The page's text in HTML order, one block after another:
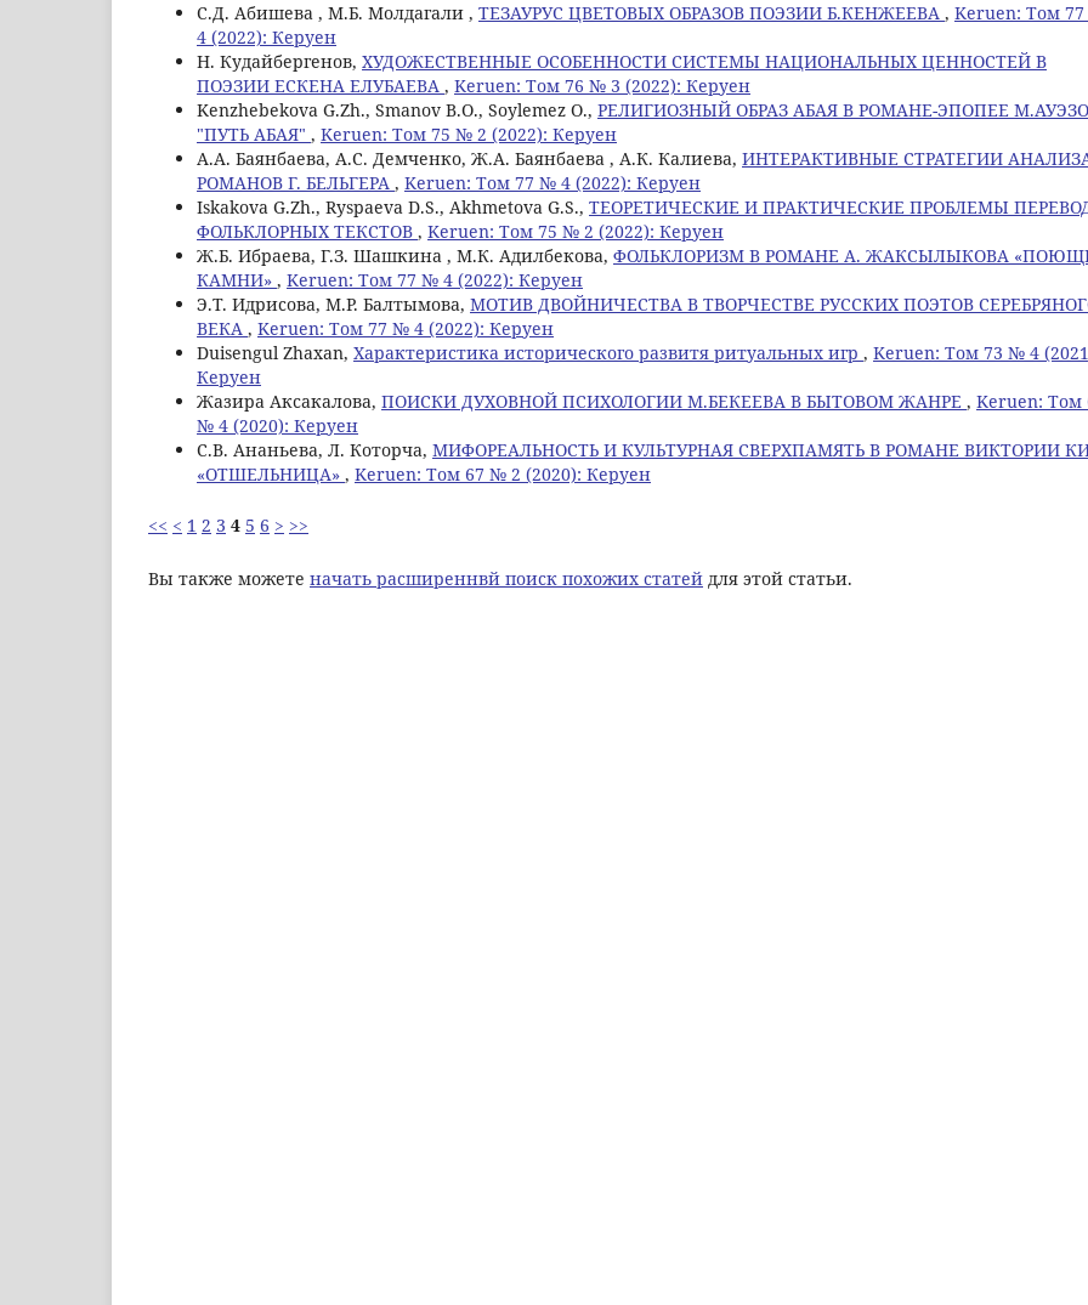
С.Д. Абишева , М.Б. Молдагали , ТЕЗАУРУС ЦВЕТОВЫХ ОБРАЗОВ ПОЭЗИИ Б.КЕНЖЕЕВА , Keruen: Том
4 (2022): Керуен
Н. Кудайбергенов, ХУДОЖЕСТВЕННЫЕ ОСОБЕННОСТИ СИСТЕМЫ НАЦИОНАЛЬНЫХ ЦЕННОСТЕЙ В
ПОЭЗИИ ЕСКЕНА ЕЛУБАЕВА , Keruen: Том 76 № 3 (2022): Керуен
Kenzhebekova G.Zh., Smanov B.O., Soylemez O., РЕЛИГИОЗНЫЙ ОБРАЗ АБАЯ В РОМАНЕ-ЭПОПЕЕ
"ПУТЬ АБАЯ" , Keruen: Том 75 № 2 (2022): Керуен
А.А. Баянбаева, А.С. Демченко, Ж.А. Баянбаева , А.К. Калиева, ИНТЕРАКТИВНЫЕ СТРАТЕГИИ
РОМАНОВ Г. БЕЛЬГЕРА , Keruen: Том 77 № 4 (2022): Керуен
Iskakova G.Zh., Ryspaeva D.S., Akhmetova G.S., ТЕОРЕТИЧЕСКИЕ И ПРАКТИЧЕСКИЕ ПРОБЛЕМЫ
ФОЛЬКЛОРНЫХ ТЕКСТОВ , Keruen: Том 75 № 2 (2022): Керуен
Ж.Б. Ибраева, Г.З. Шашкина , М.К. Адилбекова, ФОЛЬКЛОРИЗМ В РОМАНЕ А. ЖАКСЫЛЫКОВА
КАМНИ» , Keruen: Том 77 № 4 (2022): Керуен
Э.Т. Идрисова, М.Р. Балтымова, МОТИВ ДВОЙНИЧЕСТВА В ТВОРЧЕСТВЕ РУССКИХ ПОЭТОВ
ВЕКА , Keruen: Том 77 № 4 (2022): Керуен
Duisengul Zhaxan, Характеристика исторического развитя ритуальных игр , Keruen: Том 73 № 4
Керуен
Жазира Аксакалова, ПОИСКИ ДУХОВНОЙ ПСИХОЛОГИИ М.БЕКЕЕВА В БЫТОВОМ ЖАНРЕ , Keruen: Том
№ 4 (2020): Керуен
С.В. Ананьева, Л. Которча, МИФОРЕАЛЬНОСТЬ И КУЛЬТУРНАЯ СВЕРХПАМЯТЬ В РОМАНЕ ВИКТОРИИ
«ОТШЕЛЬНИЦА» , Keruen: Том 67 № 2 (2020): Керуен
<< < 1 2 3 4 5 6 > >>
Вы также можете начать расширеннвй поиск похожих статей для этой статьи.